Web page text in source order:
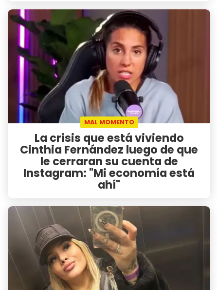
MAL MOMENTO
La crisis que está viviendo
Cinthia Fernández luego de que
le cerraran su cuenta de
Instagram: "Mi economía está
ahí"